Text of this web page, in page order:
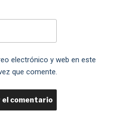
electrónico y web en este
que comente.